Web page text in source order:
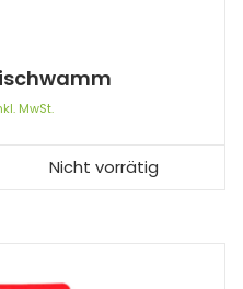
MwSt.
Nicht vorrätig